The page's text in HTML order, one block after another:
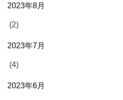
2023年8月
(2)
2023年7月
(4)
2023年6月